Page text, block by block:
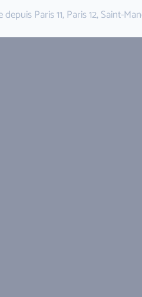
Paris 11, Paris 12, Saint-